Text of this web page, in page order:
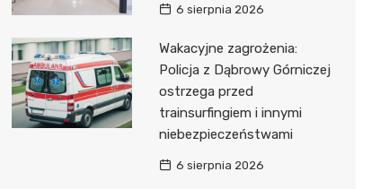
6 sierpnia 2026
Wakacyjne zagrożenia:
Policja z Dąbrowy Górniczej
ostrzega przed
trainsurfingiem i innymi
niebezpieczeństwami
6 sierpnia 2026